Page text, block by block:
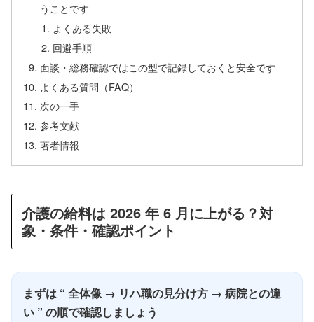
うことです
よくある失敗
回避手順
面談・総務確認ではこの型で記録しておくと安全です
よくある質問（FAQ）
次の一手
参考文献
著者情報
介護の給料は 2026 年 6 月に上がる？対
象・条件・確認ポイント
まずは “ 全体像 → リハ職の見分け方 → 病院との違
い ” の順で確認しましょう